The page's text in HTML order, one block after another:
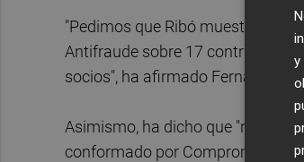
"Pedimos que Ribó muestre la
Antifraude sobre 17 contratos
socios", ha afirmado Fernando
Asimismo, ha dicho que "no es la
conformado por Compromís y
y